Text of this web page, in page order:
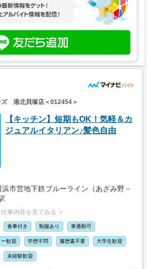
ズ 港北貝塚店＜012454＞
【キッチン】短期もOK！気軽＆カ
ジュアルイタリアン♪髪色自由
市営地下鉄ブルーライン（あざみ野－
仕事内容を見てみる ∨
食事付き 制服あり 車通勤可
歓迎 学歴不問 履歴書不要 大学生歓迎
未経験歓迎